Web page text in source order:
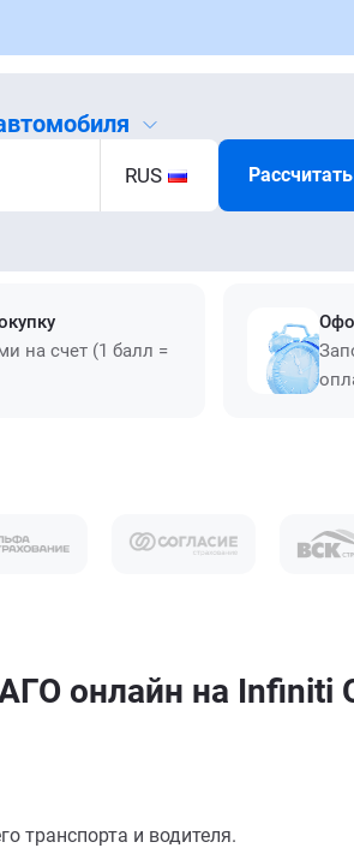
RUS Рассчитать
на счет (1 балл =
онлайн на Infiniti
транспорта и водителя.